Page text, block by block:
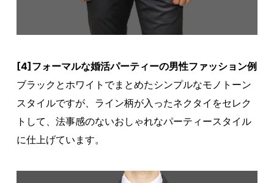
[4]フォーマルな婚活パーティーの男性ファッション例
ブラックとホワイトでまとめたシンプルなモノトーン
スタイルですが、ライン柄が入ったネクタイをセレク
トして、法事感のないおしゃれなパーティースタイル
に仕上げています。